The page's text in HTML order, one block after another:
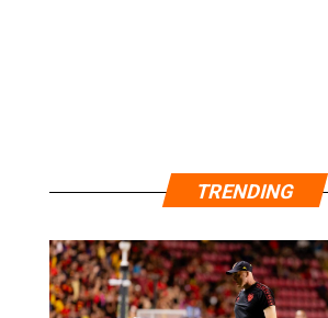
TRENDING